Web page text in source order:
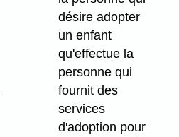
désire adopter
un enfant
qu'effectue la
personne qui
fournit des
services
d'adoption pour